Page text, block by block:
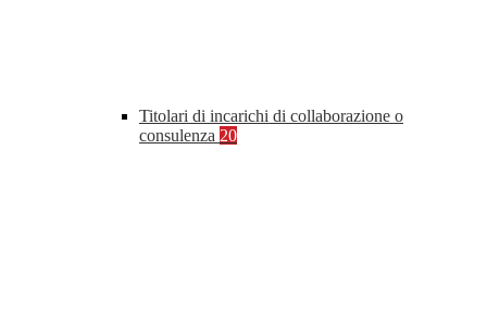
Titolari di incarichi di collaborazione o
consulenza 20